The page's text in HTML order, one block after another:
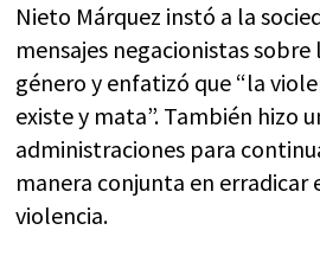
Nieto Márquez instó a la
mensajes negacionistas
género y enfatizó que “la
existe y mata”. También hizo
administraciones para
manera conjunta en erradicar
violencia.